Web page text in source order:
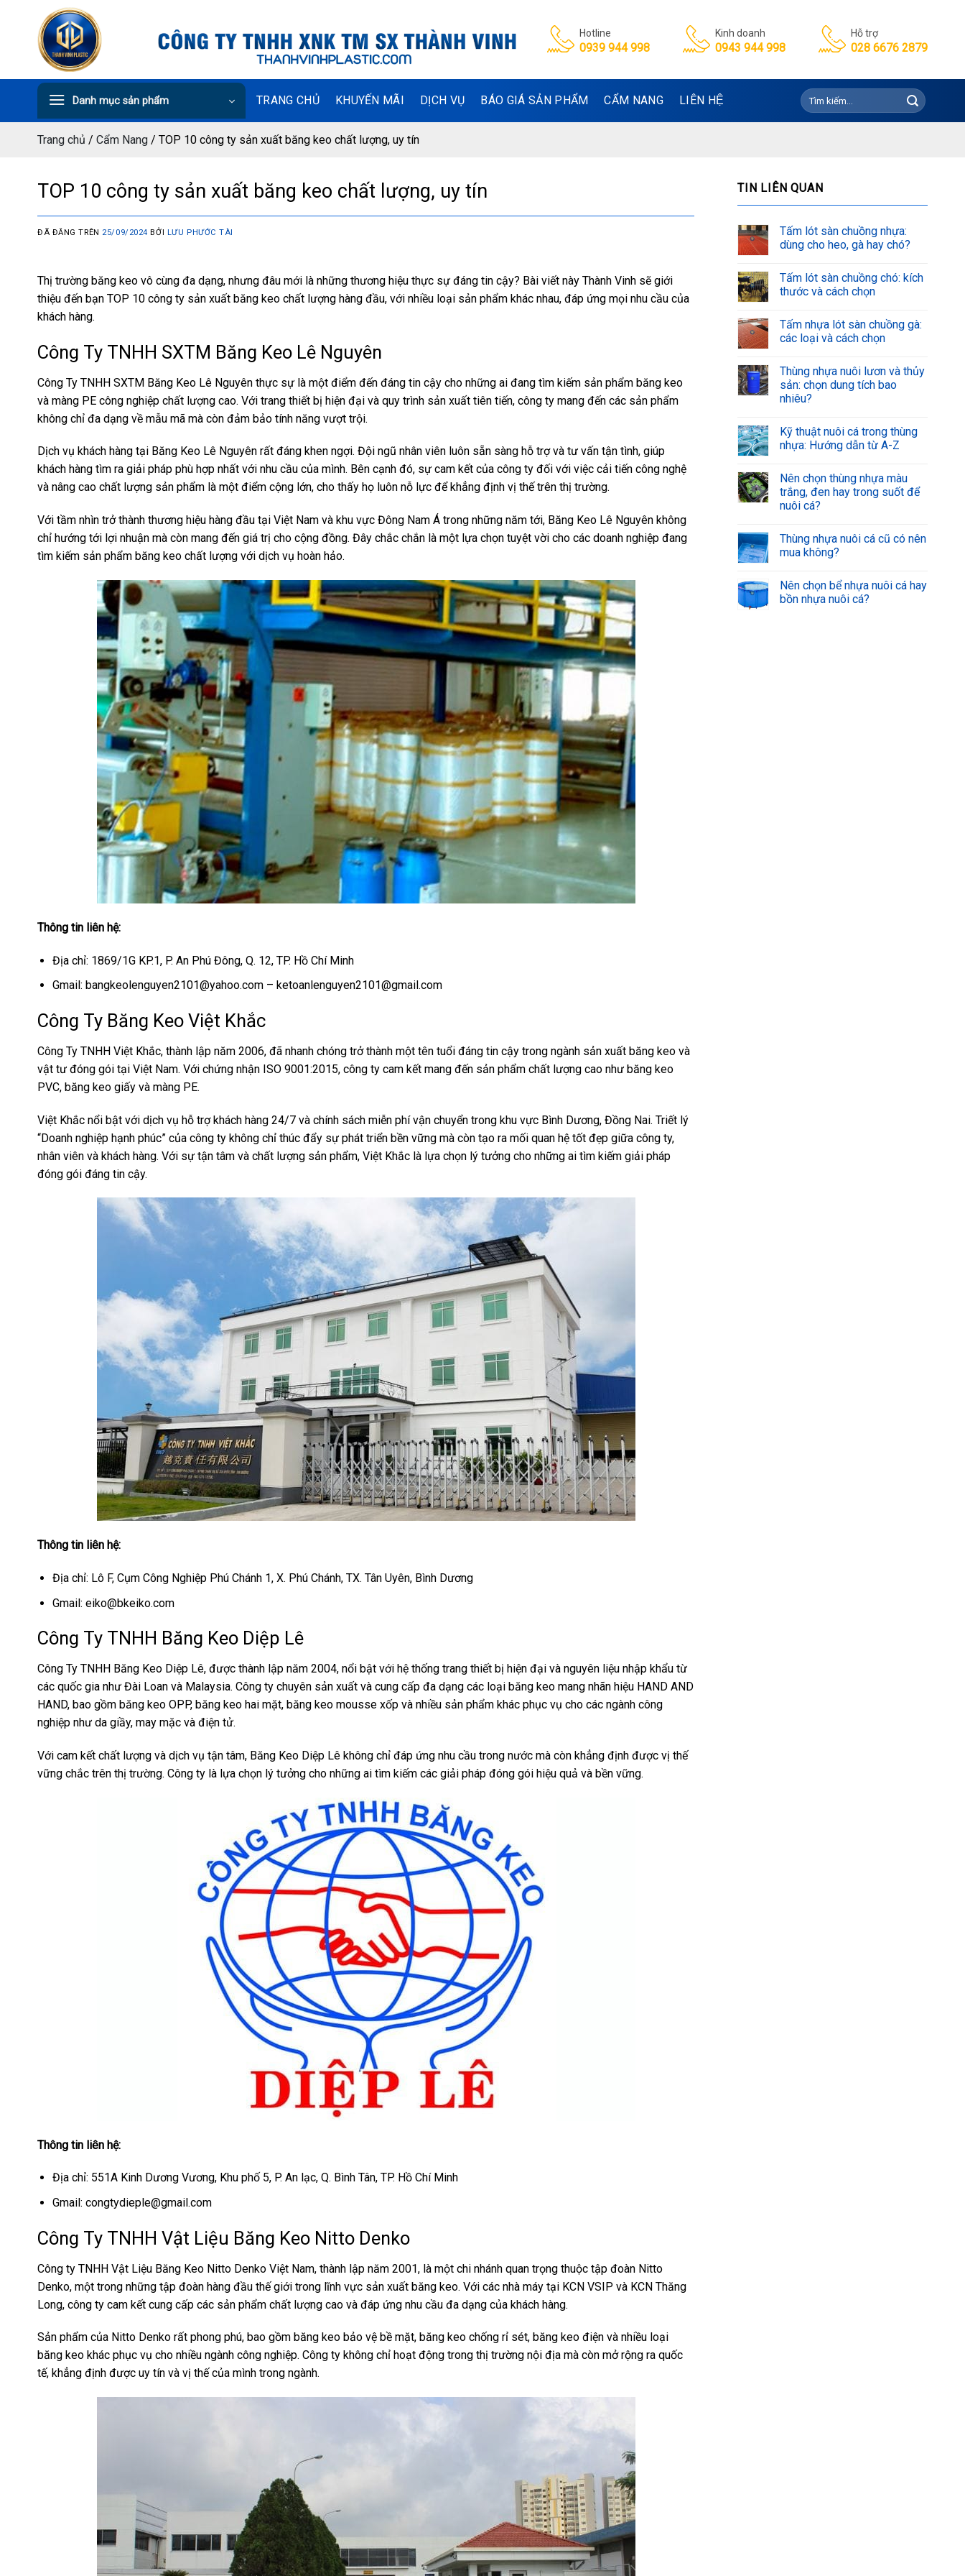
Hotline
0939 944 998
Kinh doanh
0943 944 998
Hỗ trợ
028 6676 2879
Danh mục sản phẩm TRANG CHỦ KHUYẾN MÃI DỊCH VỤ BÁO GIÁ SẢN PHẨM CẨM NANG LIÊN HỆ
Tìm
kiếm:
Trang chủ / Cẩm Nang / TOP 10 công ty sản xuất băng keo chất lượng, uy tín
TOP 10 công ty sản xuất băng keo chất lượng, uy tín
ĐÃ ĐĂNG TRÊN 25/09/2024 BỞI LƯU PHƯỚC TÀI
Thị trường băng keo vô cùng đa dạng, nhưng đâu mới là những thương hiệu thực sự đáng tin cậy? Bài viết này Thành Vinh sẽ giới
thiệu đến bạn TOP 10 công ty sản xuất băng keo chất lượng hàng đầu, với nhiều loại sản phẩm khác nhau, đáp ứng mọi nhu cầu của
khách hàng.
Công Ty TNHH SXTM Băng Keo Lê Nguyên
Công Ty TNHH SXTM Băng Keo Lê Nguyên thực sự là một điểm đến đáng tin cậy cho những ai đang tìm kiếm sản phẩm băng keo
và màng PE công nghiệp chất lượng cao. Với trang thiết bị hiện đại và quy trình sản xuất tiên tiến, công ty mang đến các sản phẩm
không chỉ đa dạng về mẫu mã mà còn đảm bảo tính năng vượt trội.
Dịch vụ khách hàng tại Băng Keo Lê Nguyên rất đáng khen ngợi. Đội ngũ nhân viên luôn sẵn sàng hỗ trợ và tư vấn tận tình, giúp
khách hàng tìm ra giải pháp phù hợp nhất với nhu cầu của mình. Bên cạnh đó, sự cam kết của công ty đối với việc cải tiến công nghệ
và nâng cao chất lượng sản phẩm là một điểm cộng lớn, cho thấy họ luôn nỗ lực để khẳng định vị thế trên thị trường.
Với tầm nhìn trở thành thương hiệu hàng đầu tại Việt Nam và khu vực Đông Nam Á trong những năm tới, Băng Keo Lê Nguyên không
chỉ hướng tới lợi nhuận mà còn mang đến giá trị cho cộng đồng. Đây chắc chắn là một lựa chọn tuyệt vời cho các doanh nghiệp đang
tìm kiếm sản phẩm băng keo chất lượng với dịch vụ hoàn hảo.
Thông tin liên hệ:
Địa chỉ: 1869/1G KP.1, P. An Phú Đông, Q. 12, TP. Hồ Chí Minh
Gmail: bangkeolenguyen2101@yahoo.com – ketoanlenguyen2101@gmail.com
Công Ty Băng Keo Việt Khắc
Công Ty TNHH Việt Khắc, thành lập năm 2006, đã nhanh chóng trở thành một tên tuổi đáng tin cậy trong ngành sản xuất băng keo và
vật tư đóng gói tại Việt Nam. Với chứng nhận ISO 9001:2015, công ty cam kết mang đến sản phẩm chất lượng cao như băng keo
PVC, băng keo giấy và màng PE.
Việt Khắc nổi bật với dịch vụ hỗ trợ khách hàng 24/7 và chính sách miễn phí vận chuyển trong khu vực Bình Dương, Đồng Nai. Triết lý
“Doanh nghiệp hạnh phúc” của công ty không chỉ thúc đẩy sự phát triển bền vững mà còn tạo ra mối quan hệ tốt đẹp giữa công ty,
nhân viên và khách hàng. Với sự tận tâm và chất lượng sản phẩm, Việt Khắc là lựa chọn lý tưởng cho những ai tìm kiếm giải pháp
đóng gói đáng tin cậy.
Thông tin liên hệ:
Địa chỉ: Lô F, Cụm Công Nghiệp Phú Chánh 1, X. Phú Chánh, TX. Tân Uyên, Bình Dương
Gmail: eiko@bkeiko.com
Công Ty TNHH Băng Keo Diệp Lê
Công Ty TNHH Băng Keo Diệp Lê, được thành lập năm 2004, nổi bật với hệ thống trang thiết bị hiện đại và nguyên liệu nhập khẩu từ
các quốc gia như Đài Loan và Malaysia. Công ty chuyên sản xuất và cung cấp đa dạng các loại băng keo mang nhãn hiệu HAND AND
HAND, bao gồm băng keo OPP, băng keo hai mặt, băng keo mousse xốp và nhiều sản phẩm khác phục vụ cho các ngành công
nghiệp như da giầy, may mặc và điện tử.
Với cam kết chất lượng và dịch vụ tận tâm, Băng Keo Diệp Lê không chỉ đáp ứng nhu cầu trong nước mà còn khẳng định được vị thế
vững chắc trên thị trường. Công ty là lựa chọn lý tưởng cho những ai tìm kiếm các giải pháp đóng gói hiệu quả và bền vững.
Thông tin liên hệ:
Địa chỉ: 551A Kinh Dương Vương, Khu phố 5, P. An lạc, Q. Bình Tân, TP. Hồ Chí Minh
Gmail: congtydieple@gmail.com
Công Ty TNHH Vật Liệu Băng Keo Nitto Denko
Công ty TNHH Vật Liệu Băng Keo Nitto Denko Việt Nam, thành lập năm 2001, là một chi nhánh quan trọng thuộc tập đoàn Nitto
Denko, một trong những tập đoàn hàng đầu thế giới trong lĩnh vực sản xuất băng keo. Với các nhà máy tại KCN VSIP và KCN Thăng
Long, công ty cam kết cung cấp các sản phẩm chất lượng cao và đáp ứng nhu cầu đa dạng của khách hàng.
Sản phẩm của Nitto Denko rất phong phú, bao gồm băng keo bảo vệ bề mặt, băng keo chống rỉ sét, băng keo điện và nhiều loại
băng keo khác phục vụ cho nhiều ngành công nghiệp. Công ty không chỉ hoạt động trong thị trường nội địa mà còn mở rộng ra quốc
tế, khẳng định được uy tín và vị thế của mình trong ngành.
TIN LIÊN QUAN
Tấm lót sàn chuồng nhựa:
dùng cho heo, gà hay chó?
Tấm lót sàn chuồng chó: kích
thước và cách chọn
Tấm nhựa lót sàn chuồng gà:
các loại và cách chọn
Thùng nhựa nuôi lươn và thủy
sản: chọn dung tích bao
nhiêu?
Kỹ thuật nuôi cá trong thùng
nhựa: Hướng dẫn từ A-Z
Nên chọn thùng nhựa màu
trắng, đen hay trong suốt để
nuôi cá?
Thùng nhựa nuôi cá cũ có nên
mua không?
Nên chọn bể nhựa nuôi cá hay
bồn nhựa nuôi cá?